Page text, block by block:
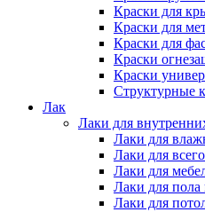
Краски для
Краски для
Краски для
Краски
Краски
Структурные
Лак
Лаки для
Лаки для
Лаки для
Лаки для
Лаки для пола
Лаки для